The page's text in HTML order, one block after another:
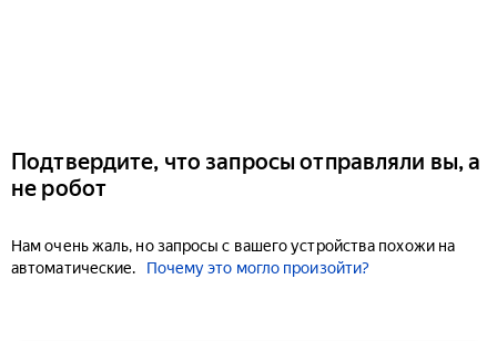
Подтвердите, что запросы отправляли вы, а
не робот
Нам очень жаль, но запросы с вашего устройства похожи на
автоматические.
Почему это могло произойти?